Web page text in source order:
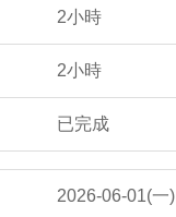
2小時
2小時
已完成
2026-06-01(一)